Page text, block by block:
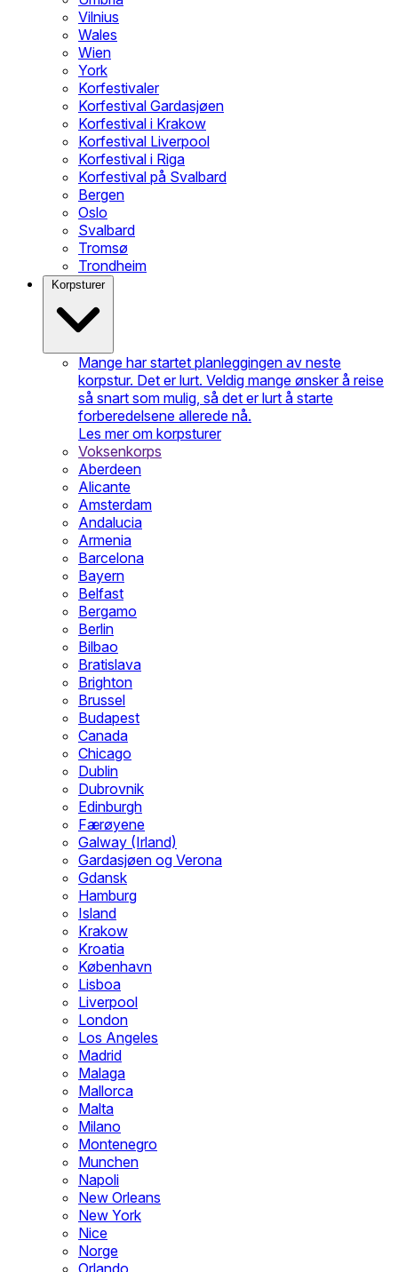
Vilnius
Wales
Wien
York
Korfestivaler
Korfestival Gardasjøen
Korfestival i Krakow
Korfestival Liverpool
Korfestival i Riga
Korfestival på Svalbard
Bergen
Oslo
Svalbard
Tromsø
Trondheim
Korpsturer
Mange har startet planleggingen av neste
korpstur. Det er lurt. Veldig mange ønsker å reise
så snart som mulig, så det er lurt å starte
forberedelsene allerede nå.
Les mer om korpsturer
Voksenkorps
Aberdeen
Alicante
Amsterdam
Andalucia
Armenia
Barcelona
Bayern
Belfast
Bergamo
Berlin
Bilbao
Bratislava
Brighton
Brussel
Budapest
Canada
Chicago
Dublin
Dubrovnik
Edinburgh
Færøyene
Galway (Irland)
Gardasjøen og Verona
Gdansk
Hamburg
Island
Krakow
Kroatia
København
Lisboa
Liverpool
London
Los Angeles
Madrid
Malaga
Mallorca
Malta
Milano
Montenegro
Munchen
Napoli
New Orleans
New York
Nice
Norge
Orlando